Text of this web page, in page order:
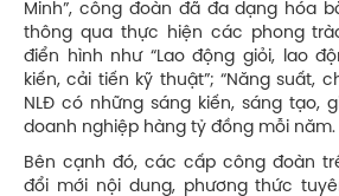
Minh”, công đoàn đã đa dạng hóa
thông qua thực hiện các phong
điển hình như “Lao động giỏi, lao
kiến, cải tiến kỹ thuật”; “Năng suất,
NLĐ có những sáng kiến, sáng tạo,
doanh nghiệp hàng tỷ đồng mỗi năm.
Bên cạnh đó, các cấp công đoàn
đổi mới nội dung, phương thức